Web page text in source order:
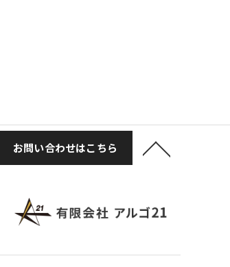
お問い合わせはこちら